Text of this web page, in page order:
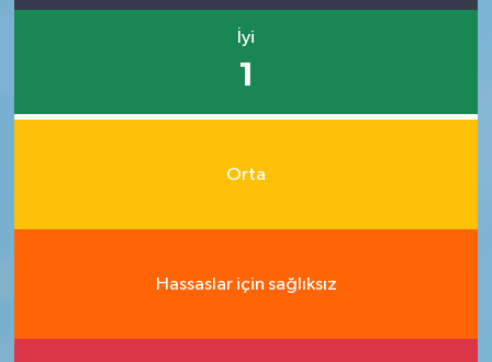
İyi
1
Orta
Hassaslar için sağlıksız